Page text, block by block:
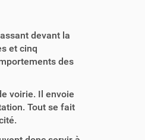
devant la
et cinq
des
voirie. Il envoie
Tout se fait